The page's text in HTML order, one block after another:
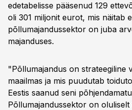
edetabelisse pääsenud 129
oli 301 miljonit eurot, mis näitab
põllumajandussektor on juba
majanduses.
"Põllumajandus on strateegiline
maailmas ja mis puudutab
Eestis saanud seni
Põllumajandussektor on